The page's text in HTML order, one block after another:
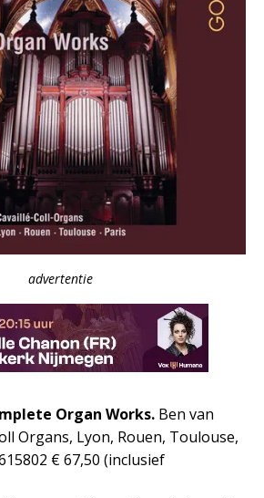
advertentie
Organ Works. Ben van
Organs, Lyon, Rouen, Toulouse,
€ 67,50 (inclusief